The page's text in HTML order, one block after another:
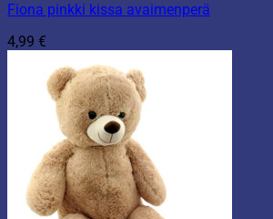
Fiona pinkki kissa avaimenperä
4,99 €